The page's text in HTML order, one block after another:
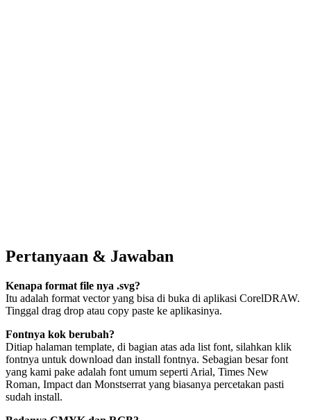
Pertanyaan & Jawaban
Kenapa format file nya .svg?
Itu adalah format vector yang bisa di buka di aplikasi CorelDRAW.
Tinggal drag drop atau copy paste ke aplikasinya.
Fontnya kok berubah?
Ditiap halaman template, di bagian atas ada list font, silahkan klik
fontnya untuk download dan install fontnya. Sebagian besar font
yang kami pake adalah font umum seperti Arial, Times New
Roman, Impact dan Monstserrat yang biasanya percetakan pasti
sudah install.